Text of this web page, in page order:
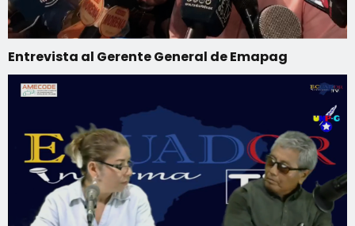
Entrevista al Gerente General de Emapag